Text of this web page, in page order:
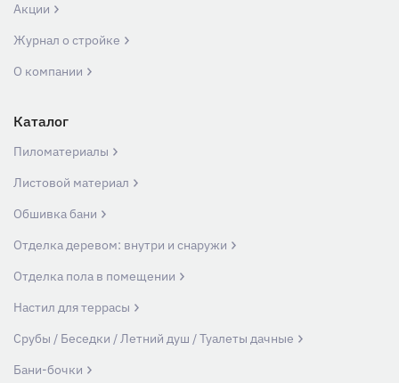
Акции
Журнал о стройке
О компании
Каталог
Пиломатериалы
Листовой материал
Обшивка бани
Отделка деревом: внутри и снаружи
Отделка пола в помещении
Настил для террасы
Срубы / Беседки / Летний душ / Туалеты дачные
Бани-бочки